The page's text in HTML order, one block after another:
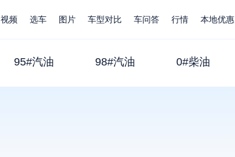
视频 选车 图片 车型对比 车问答 行情 本地优惠
95#汽油 98#汽油 0#柴油